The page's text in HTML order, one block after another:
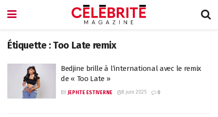
Étiquette :Too Late remix
Bedjine brille à l’international avec le remix
de « Too Late »
BY JEPHTE ESTIVERNE 8 juin 2025 0